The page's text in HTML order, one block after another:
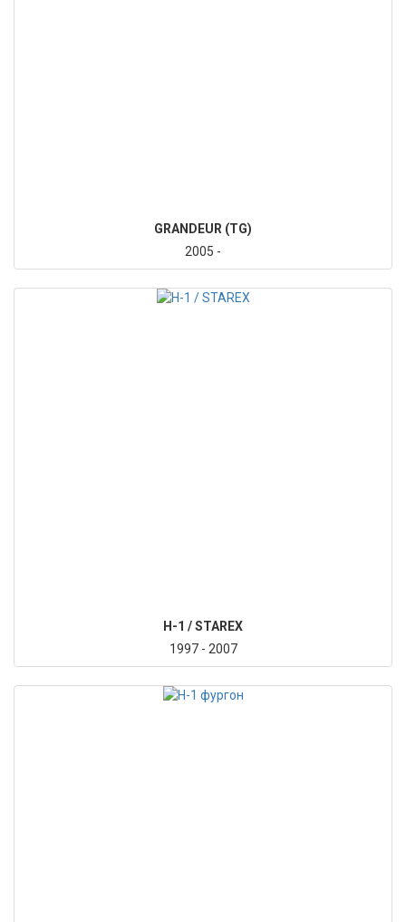
GRANDEUR (TG)
2005 -
H-1 / STAREX
1997 - 2007